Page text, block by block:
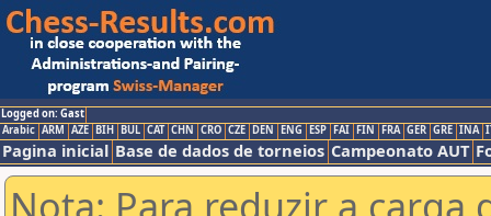
Logged on: Gast
Arabic ARM AZE BIH BUL CAT CHN CRO CZE DEN ENG ESP FAI FIN FRA GER GRE INA
Pagina inicial Base de dados de torneios Campeonato AUT